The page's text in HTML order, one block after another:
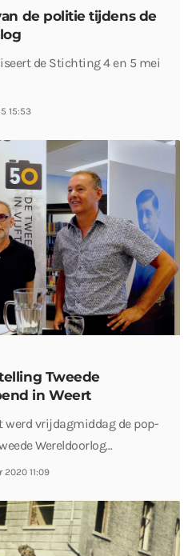
de politie tijdens de
de Stichting 4 en 5 mei
15:53
Tweede
in Weert
werd vrijdagmiddag de pop-
Wereldoorlog…
2020 11:09